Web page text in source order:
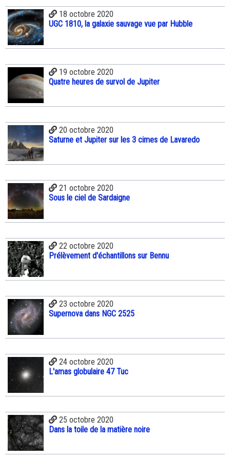
18 octobre 2020
UGC 1810, la galaxie sauvage vue par Hubble
19 octobre 2020
Quatre heures de survol de Jupiter
20 octobre 2020
Saturne et Jupiter sur les 3 cimes de Lavaredo
21 octobre 2020
Sous le ciel de Sardaigne
22 octobre 2020
Prélèvement d'échantillons sur Bennu
23 octobre 2020
Supernova dans NGC 2525
24 octobre 2020
L'amas globulaire 47 Tuc
25 octobre 2020
Dans la toile de la matière noire